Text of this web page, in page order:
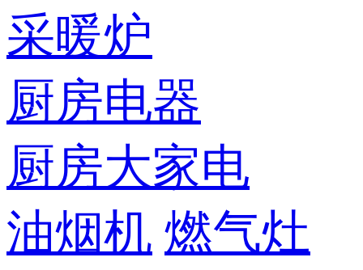
采暖炉
厨房电器
厨房大家电
油烟机 燃气灶